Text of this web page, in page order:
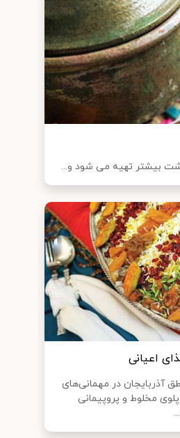
بیشتر تهیه می شود و...
اعیانی
آذربایجان در مهمانی‌های
مخلوط و پروپیمانی